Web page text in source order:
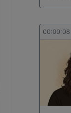
00:00:08